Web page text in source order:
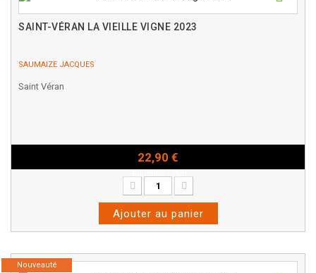
SAINT-VÉRAN LA VIEILLE VIGNE 2023
SAUMAIZE JACQUES
Saint Véran
22,90 €
Ajouter au panier
Nouveauté